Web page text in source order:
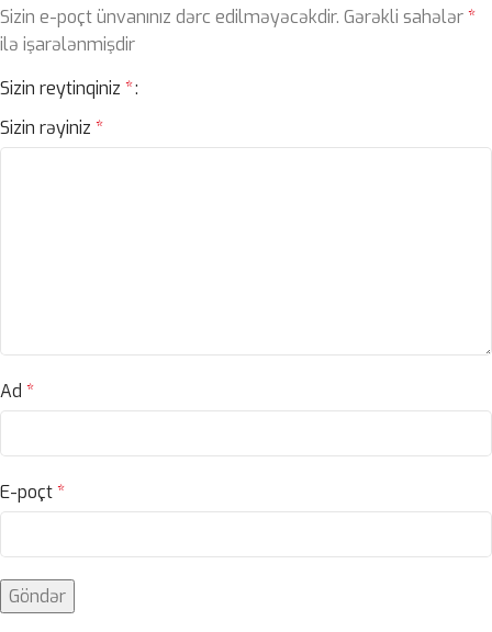
Sizin e-poçt ünvanınız dərc edilməyəcəkdir. Gərəkli sahələr*
ilə işarələnmişdir
Sizin reytinqiniz *
Sizin rəyiniz *
Ad *
E-poçt*